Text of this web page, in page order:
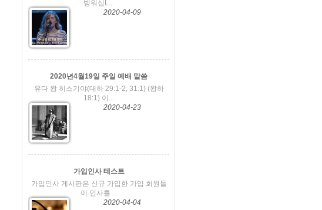
빙워십L...
2020-04-09
2020년4월19일 주일 예배 말씀
유다 왕 히스기야(대하 29:1-2; 31:1) (왕하
18:1) 이...
2020-04-23
가입인사 테스트
가입인사 게시판은 신규 가입한 가입 회원들
이 인사를 ...
2020-04-04